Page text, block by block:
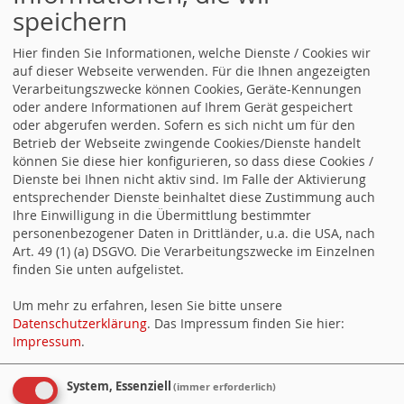
Weltflüchtlingstag der Vereinten Nationen, wird daran erinnert, dass
Millionen Menschen gezwungenermaßen ihre Heimat verlassen
mussten. Hinter den Zahlen stehen persönliche Geschichten und
individuelle Schicksale. „Aktuell sind weltweit über 117 Millionen
Menschen auf der Flucht, darunter viele Kinder, oftmals ohne die
Begleitung… Gabriela Heinrich zum Weltflüchtlingstag weiterlesen
18.06.2026 12:25„Fatales Signal an Kommunen und
Verbraucher:innen“
Rechte Mehrheit im EU-Parlament stellt Vereinbarung für sauberes
Wasser infrage Das Europäische Parlament hat heute eine Resolution
zur Umsetzung der Kommunalabwasserrichtlinie (KARL) verabschiedet.
Die in der vergangenen Legislatur beschlossene Vereinbarung zur
Verbesserung der Wasserqualität sieht Vorschriften für eine durch
Unternehmen gestützte Finanzierung der sogenannten 4.
Reinigungsstufe vor. An dieser finanziellen Großaufgabe sollen vor allem
Kosmetik-… „Fatales Signal an Kommunen und Verbraucher:innen“
weiterlesen
Arbeitszeitgesetz: Flexibilisierung ist keine Einbahnstraße Im
Koalitionsvertrag ist festgehalten, dass die neue Arbeitszeitregelung
keine Ausweitung der Arbeitszeit gegen den Willen der Beschäftigten
sein darf, so Annika Klose. „Wir haben im Koalitionsvertrag explizit
vereinbart, dass eine solche Reform auch und gerade im Sinne der
Vereinbarkeit von Familie und Beruf ausgestaltet werden muss. Dass es
also auch… Annika Klose zum Arbeitszeitgesetz weiterlesen
speichern
Hier finden Sie Informationen, welche Dienste / Cookies wir
auf dieser Webseite verwenden. Für die Ihnen angezeigten
Verarbeitungszwecke können Cookies, Geräte-Kennungen
oder andere Informationen auf Ihrem Gerät gespeichert
oder abgerufen werden. Sofern es sich nicht um für den
Betrieb der Webseite zwingende Cookies/Dienste handelt
können Sie diese hier konfigurieren, so dass diese Cookies /
Dienste bei Ihnen nicht aktiv sind. Im Falle der Aktivierung
entsprechender Dienste beinhaltet diese Zustimmung auch
Ihre Einwilligung in die Übermittlung bestimmter
personenbezogener Daten in Drittländer, u.a. die USA, nach
Art. 49 (1) (a) DSGVO. Die Verarbeitungszwecke im Einzelnen
finden Sie unten aufgelistet.
Um mehr zu erfahren, lesen Sie bitte unsere
Datenschutzerklärung. Das Impressum finden Sie hier:
Impressum.
System, Essenziell (immer erforderlich)